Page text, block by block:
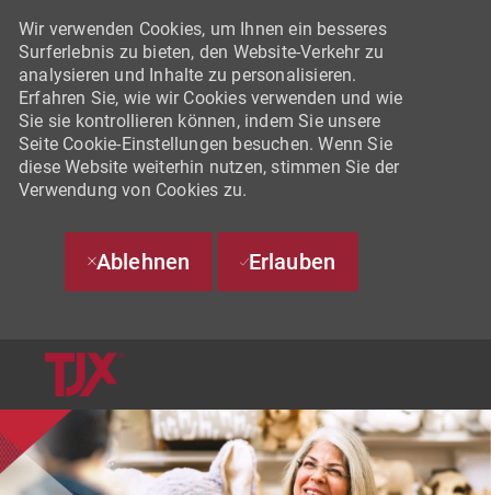
Wir verwenden Cookies, um Ihnen ein besseres
Surferlebnis zu bieten, den Website-Verkehr zu
analysieren und Inhalte zu personalisieren.
Erfahren Sie, wie wir Cookies verwenden und wie
Sie sie kontrollieren können, indem Sie unsere
Seite Cookie-Einstellungen besuchen. Wenn Sie
diese Website weiterhin nutzen, stimmen Sie der
Verwendung von Cookies zu.
Ablehnen Erlauben